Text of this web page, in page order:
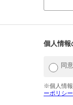
個人情報
同
※個人情報
ーポリシ